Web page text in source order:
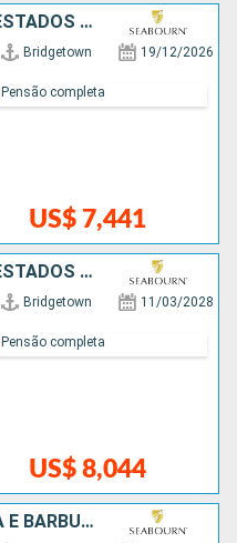
BARBADOS, SANTA LUCIA, ESTADOS UNIDOS, ANTIGUA E BARBUDA, SÃO VINCENTE E GRANADINAS, GRENADA
Bridgetown 19/12/2026
US$ 7,441
Pensão completa
BARBADOS, SANTA LUCIA, ESTADOS UNIDOS, ANTIGUA E BARBUDA, SÃO VINCENTE E GRANADINAS, GRENADA
Bridgetown 11/03/2028
US$ 8,044
Pensão completa
ESTADOS UNIDOS, ANTIGUA E BARBUDA, SANTA LUCIA, BARBADOS